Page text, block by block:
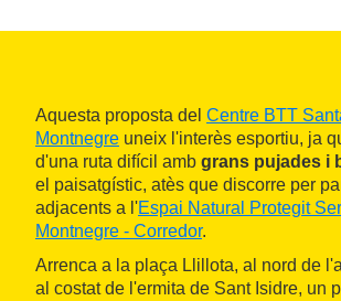
Aquesta proposta del Centre BTT
Montnegre uneix l'interès esportiu, ja
d'una ruta difícil amb grans pujades i
el paisatgístic, atès que discorre per
adjacents a l'Espai Natural Protegit
Montnegre - Corredor.
Arrenca a la plaça Llillota, al nord de
al costat de l'ermita de Sant Isidre, un